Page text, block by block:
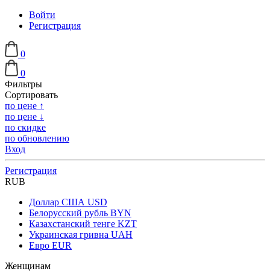
Войти
Регистрация
0
0
Фильтры
Сортировать
по цене ↑
по цене ↓
по скидке
по обновлению
Вход
Регистрация
RUB
Доллар США USD
Белорусский рубль BYN
Казахстанский тенге KZT
Украинская гривна UAH
Евро EUR
Женщинам